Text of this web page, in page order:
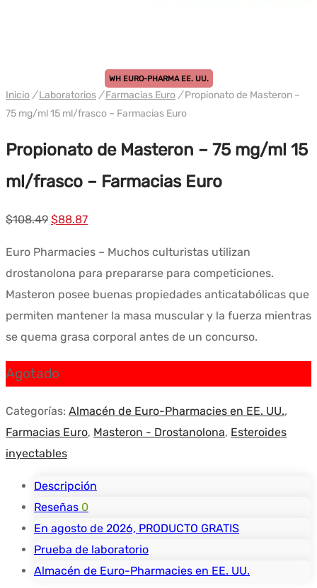
WH EURO-PHARMA EE. UU.
Inicio / Laboratorios / Farmacias Euro /Propionato de Masteron –
75 mg/ml 15 ml/frasco – Farmacias Euro
Propionato de Masteron – 75 mg/ml 15
ml/frasco – Farmacias Euro
$108.49 El
$108.49.
$88.87El
Euro Pharmacies – Muchos culturistas utilizan
drostanolona para prepararse para competiciones.
Masteron posee buenas propiedades anticatabólicas que
permiten mantener la masa muscular y la fuerza mientras
se quema grasa corporal antes de un concurso.
Agotado
Categorías: Almacén de Euro-Pharmacies en EE. UU.,
Farmacias Euro, Masteron - Drostanolona, Esteroides
inyectables
Descripción
Reseñas 0
En agosto de 2026, PRODUCTO GRATIS
Prueba de laboratorio
Almacén de Euro-Pharmacies en EE. UU.